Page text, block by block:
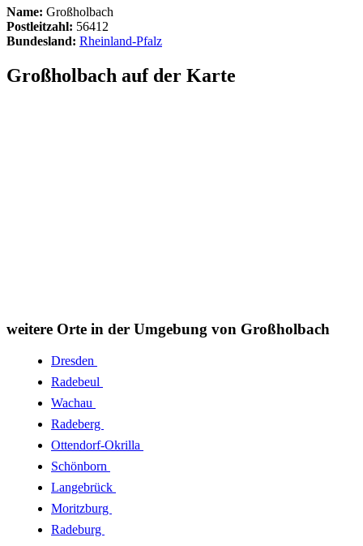
Name: Großholbach
Postleitzahl: 56412
Bundesland: Rheinland-Pfalz
Großholbach auf der Karte
weitere Orte in der Umgebung von Großholbach
Dresden
Radebeul
Wachau
Radeberg
Ottendorf-Okrilla
Schönborn
Langebrück
Moritzburg
Radeburg